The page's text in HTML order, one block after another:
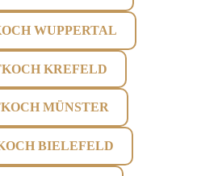
WUPPERTAL
KREFELD
MÜNSTER
BIELEFELD